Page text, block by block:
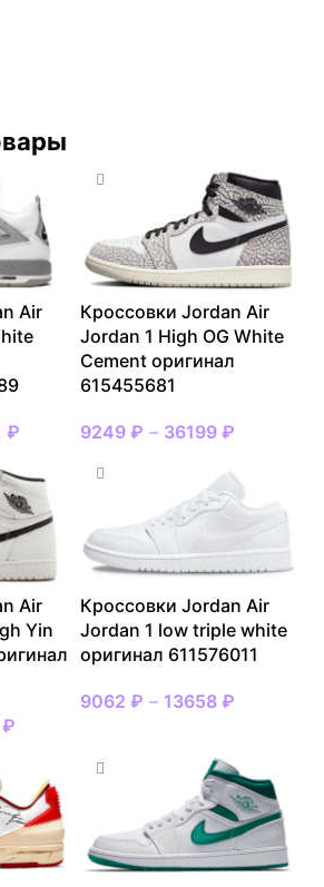
Air
₽
Кроссовки Jordan Air
Jordan 1 High OG White
Cement оригинал
615455681
9249 ₽ – 36199 ₽
Air
Yin
₽
Кроссовки Jordan Air
Jordan 1 low triple white
оригинал 611576011
9062 ₽ – 13658 ₽